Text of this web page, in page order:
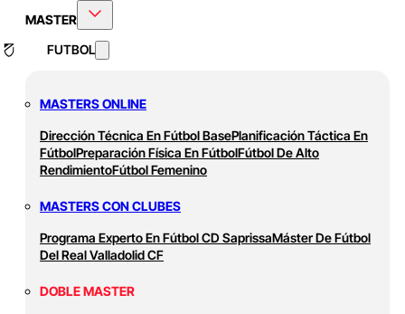
MASTER
FUTBOL
MASTERS ONLINE
Dirección Técnica En Fútbol BasePlanificación Táctica En
FútbolPreparación Física En FútbolFútbol De Alto
RendimientoFútbol Femenino
MASTERS CON CLUBES
Programa Experto En Fútbol CD SaprissaMáster De Fútbol
Del Real Valladolid CF
DOBLE MASTER